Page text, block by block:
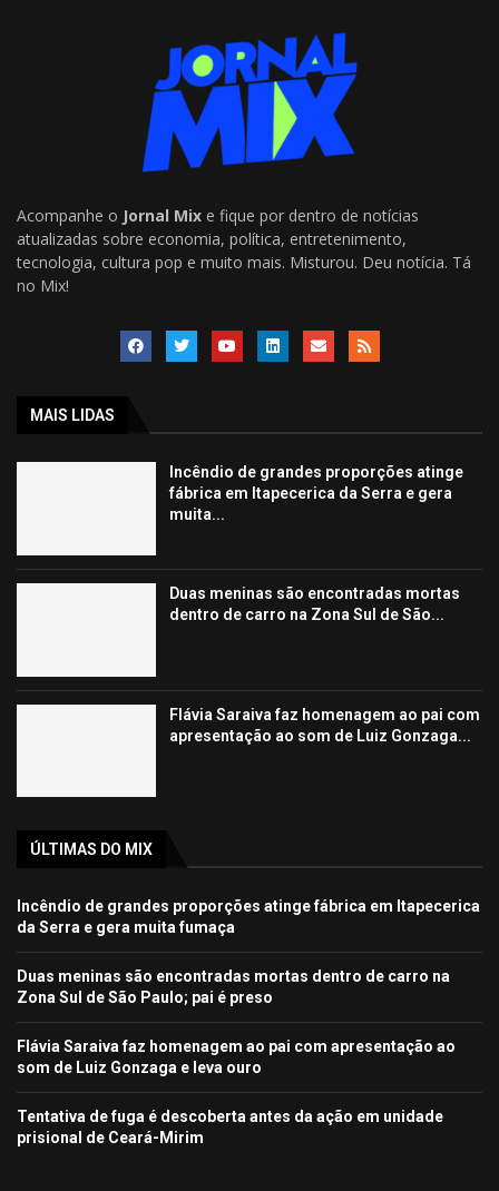
Acompanhe o Jornal Mix e fique por dentro de notícias
atualizadas sobre economia, política, entretenimento,
tecnologia, cultura pop e muito mais. Misturou. Deu notícia. Tá
no Mix!
MAIS LIDAS
Incêndio de grandes proporções atinge
fábrica em Itapecerica da Serra e gera
muita...
Duas meninas são encontradas mortas
dentro de carro na Zona Sul de São...
Flávia Saraiva faz homenagem ao pai com
apresentação ao som de Luiz Gonzaga...
ÚLTIMAS DO MIX
Incêndio de grandes proporções atinge fábrica em Itapecerica
da Serra e gera muita fumaça
Duas meninas são encontradas mortas dentro de carro na
Zona Sul de São Paulo; pai é preso
Flávia Saraiva faz homenagem ao pai com apresentação ao
som de Luiz Gonzaga e leva ouro
Tentativa de fuga é descoberta antes da ação em unidade
prisional de Ceará-Mirim